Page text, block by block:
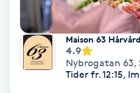
Tandblekning
Tandläkare
Maison 63 Hårvård
4.9
Nybrogatan 63,
Tider fr. 12:15,